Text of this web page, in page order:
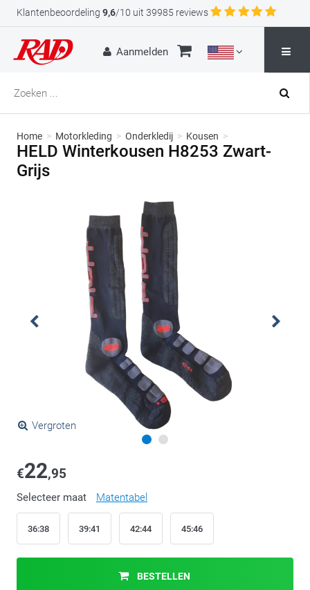
Klantenbeoordeling 9,6/10 uit 39985 reviews
Aanmelden
Home > Motorkleding > Onderkledij > Kousen >
HELD Winterkousen H8253 Zwart-
Grijs
Vergroten
€22,95
Selecteer maat Matentabel
36:38 39:41 42:44 45:46
BESTELLEN